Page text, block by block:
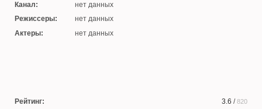
Канал:
нет данных
Режиссеры:
нет данных
Актеры:
нет данных
Рейтинг: 3.6 /820